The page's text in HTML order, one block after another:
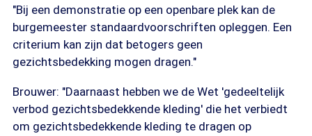
"Bij een demonstratie op een openbare plek kan de
burgemeester standaardvoorschriften opleggen. Een
criterium kan zijn dat betogers geen
gezichtsbedekking mogen dragen."
Brouwer: "Daarnaast hebben we de Wet 'gedeeltelijk
verbod gezichtsbedekkende kleding' die het verbiedt
om gezichtsbedekkende kleding te dragen op